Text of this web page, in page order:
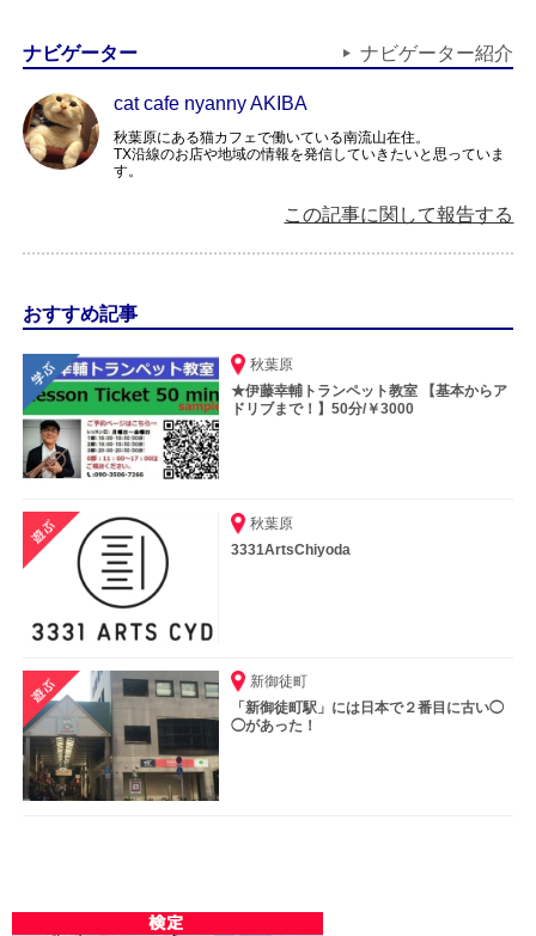
ナビゲーター ナビゲーター紹介
cat cafe nyanny AKIBA
秋葉原にある猫カフェで働いている南流山在住。
TX沿線のお店や地域の情報を発信していきたいと思っていま
す。
この記事に関して報告する
おすすめ記事
秋葉原
★伊藤幸輔トランペット教室 【基本からア
ドリブまで！】50分/￥3000
秋葉原
3331ArtsChiyoda
新御徒町
「新御徒町駅」には日本で２番目に古い◯
◯があった！